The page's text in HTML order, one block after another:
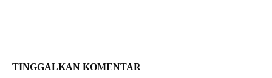
TINGGALKAN KOMENTAR